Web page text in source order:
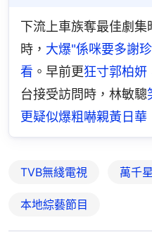
下流上車族奪最佳劇
時， 大爆"係咪要多謝
看 。早前更狂寸郭柏妍
台接受訪問時，林敏驄
更疑似爆粗嚇親黃日華
TVB無綫電視 萬千
本地綜藝節目